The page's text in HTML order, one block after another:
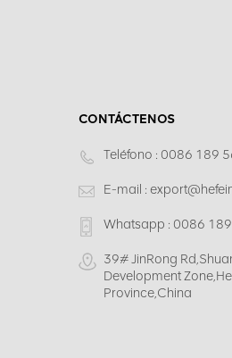
CONTÁCTENOS
Teléfono : 0086 189
E-mail :
Whatsapp : 0086
39# JinRong
Development
Province,China